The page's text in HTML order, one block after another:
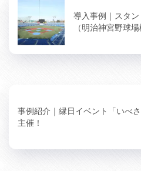
導入事例｜スタ
（明治神宮野球場
事例紹介｜縁日イベント「いべ
主催！